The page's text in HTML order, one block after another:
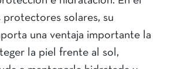
protectores solares, su
una ventaja importante la
la piel frente al sol,